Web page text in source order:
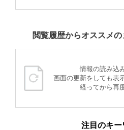
閲覧履歴からオススメ
情報の読み込
画面の更新をしても表
経ってから再
注目のキー